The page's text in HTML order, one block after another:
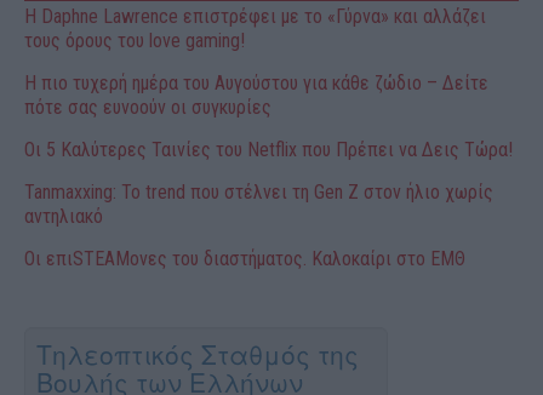
Η Daphne Lawrence επιστρέφει με το «Γύρνα» και αλλάζει
τους όρους του love gaming!
Η πιο τυχερή ημέρα του Αυγούστου για κάθε ζώδιο – Δείτε
πότε σας ευνοούν οι συγκυρίες
Οι 5 Καλύτερες Ταινίες του Netflix που Πρέπει να Δεις Τώρα!
Tanmaxxing: To trend που στέλνει τη Gen Z στον ήλιο χωρίς
αντηλιακό
Οι επιSTEAMονες του διαστήματος. Καλοκαίρι στο ΕΜΘ